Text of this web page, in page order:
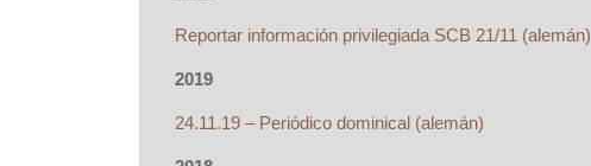
Reportar información privilegiada SCB 21/11 (alemán)
2019
24.11.19 – Periódico dominical (alemán)